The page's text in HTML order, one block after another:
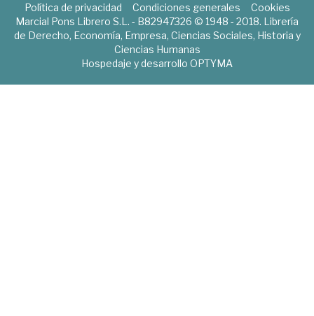
Política de privacidad Condiciones generales
Cookies
Marcial Pons Librero S.L. - B82947326 © 1948 - 2018. Librería
de Derecho, Economía, Empresa, Ciencias Sociales, Historia y
Ciencias Humanas
Hospedaje y desarrollo OPTYMA